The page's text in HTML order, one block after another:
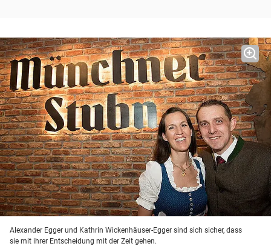
Alexander Egger und Kathrin Wickenhäuser-Egger sind sich sicher, dass
sie mit ihrer Entscheidung mit der Zeit gehen.